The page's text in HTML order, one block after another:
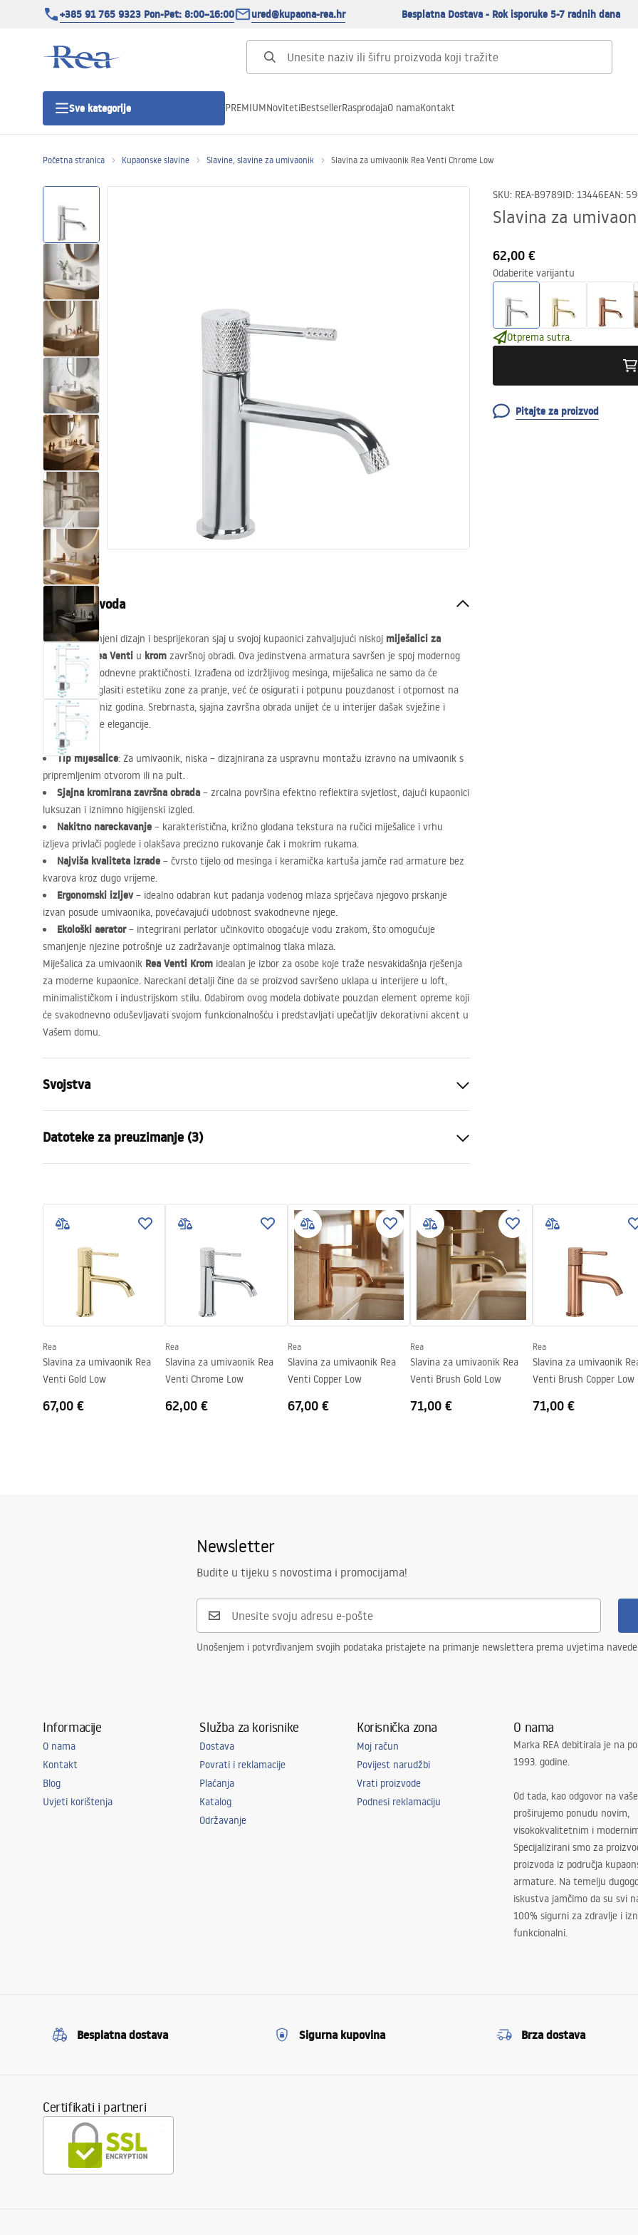
+385 91 765 9323 Pon-Pet: 8:00–16:00 ured@kupaona-rea.hr Besplatna Dostava - Rok isporuke 5-7 radnih dana
Sve kategorije
Tuš kade
Tuš Kanalice
WC školjke
Umivaonici
Kade i paravani
Miješalice, pipe, slavine
Tuševi
Kuhinja
Pribor i kupaonski namještaj
PREMIUMNovitetiBestsellerRasprodajaO namaKontakt
Početna stranica Kupaonske slavine Slavine, slavine za umivaonik Slavina za umivaonik Rea Venti Chrome Low
SKU: REA-B9789ID: 13446EAN:
Slavina za
62,00 €
Odaberite varijantu
Otprema sutra.
Pitajte za proizvod
Opis proizvoda
Otkrijte profinjeni dizajn i besprijekoran sjaj u svojoj kupaonici zahvaljujući niskoj miješalici za
umivaonik Rea Venti u krom završnoj obradi. Ova jedinstvena armatura savršen je spoj modernog
dizajna i svakodnevne praktičnosti. Izrađena od izdržljivog mesinga, miješalica ne samo da će
prekrasno naglasiti estetiku zone za pranje, već će osigurati i potpunu pouzdanost i otpornost na
koroziju dugi niz godina. Srebrnasta, sjajna završna obrada unijet će u interijer dašak svježine i
bezvremenske elegancije.
Tip miješalice: Za umivaonik, niska – dizajnirana za uspravnu montažu izravno na umivaonik s
pripremljenim otvorom ili na pult.
Sjajna kromirana završna obrada – zrcalna površina efektno reflektira svjetlost, dajući kupaonici
luksuzan i iznimno higijenski izgled.
Nakitno nareckavanje – karakteristična, križno glodana tekstura na ručici miješalice i vrhu
izljeva privlači poglede i olakšava precizno rukovanje čak i mokrim rukama.
Najviša kvaliteta izrade – čvrsto tijelo od mesinga i keramička kartuša jamče rad armature bez
kvarova kroz dugo vrijeme.
Ergonomski izljev– idealno odabran kut padanja vodenog mlaza sprječava njegovo prskanje
izvan posude umivaonika, povećavajući udobnost svakodnevne njege.
Ekološki aerator– integrirani perlator učinkovito obogaćuje vodu zrakom, što omogućuje
smanjenje njezine potrošnje uz zadržavanje optimalnog tlaka mlaza.
Miješalica za umivaonik Rea Venti Krom idealan je izbor za osobe koje traže nesvakidašnja rješenja
za moderne kupaonice. Nareckani detalji čine da se proizvod savršeno uklapa u interijere u loft,
minimalističkom i industrijskom stilu. Odabirom ovog modela dobivate pouzdan element opreme koji
će svakodnevno oduševljavati svojom funkcionalnošću i predstavljati upečatljiv dekorativni akcent u
Vašem domu.
Svojstva
Način montaže
Boja
Krom
mm
mm
Tehnologija premazivanja
Chrome plating
Promjer priključka
3/8 cola
Jamstvo
5 godina
Datoteke za preuzimanje (3)
Warranty_Terms_and_Conditions_
faucet.pdf
Sigurnosne informacije
Safety_Information_Faucets.pdf
Rea
Slavina za umivaonik Rea
Venti Gold Low
67,00 €
Rea
Slavina za umivaonik Rea
Venti Chrome Low
62,00 €
Rea
Slavina za umivaonik Rea
Venti Copper Low
67,00 €
Rea
Slavina za umivaonik Rea
Venti Brush Gold Low
71,00 €
Rea
Slavina za umivaonik
Venti Brush Copper Low
71,00 €
Newsletter
Budite u tijeku s novostima i promocijama!
Unošenjem i potvrđivanjem svojih podataka pristajete na primanje newslettera prema uvjetima
Informacije
O nama
Kontakt
Blog
Uvjeti korištenja
Služba za korisnike
Dostava
Povrati i reklamacije
Plaćanja
Katalog
Održavanje
Korisnička zona
Moj račun
Povijest narudžbi
Vrati proizvode
Podnesi reklamaciju
O nama
Marka REA debitirala je na
1993. godine.
Od tada, kao odgovor na
proširujemo ponudu novim,
visokokvalitetnim i
Specijalizirani smo za
proizvoda iz područja
armature. Na temelju
iskustva jamčimo da su svi
100% sigurni za zdravlje i
funkcionalni.
Besplatna dostava Sigurna kupovina Brza dostava
Certifikati i partneri